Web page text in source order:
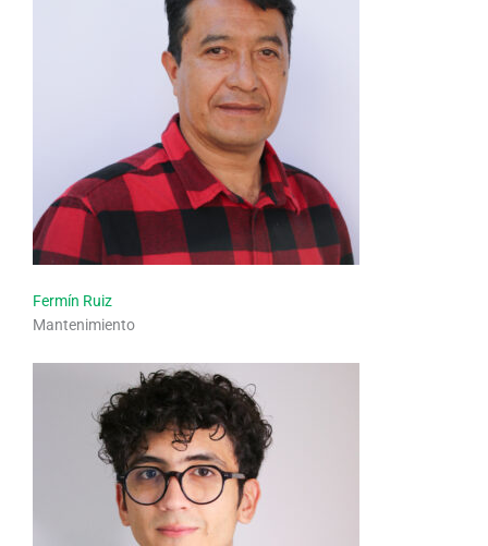
Fermín Ruiz
Mantenimiento